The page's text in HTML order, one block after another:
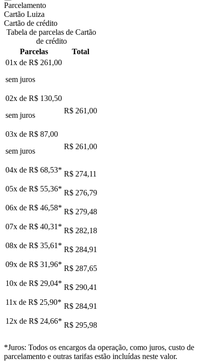
Parcelamento
Cartão Luiza
Cartão de crédito
Tabela de parcelas de Cartão
de crédito
Parcelas
Total
01x de R$ 261,00
sem juros
02x de R$ 130,50
sem juros
R$ 261,00
03x de R$ 87,00
sem juros
R$ 261,00
04x de R$ 68,53* R$ 274,11
05x de R$ 55,36* R$ 276,79
06x de R$ 46,58* R$ 279,48
07x de R$ 40,31 * R$ 282,18
08x de R$ 35,61 * R$ 284,91
09x de R$ 31,96* R$ 287,65
10x de R$ 29,04* R$ 290,41
11x de R$ 25,90* R$ 284,91
12x de R$ 24,66* R$ 295,98
*Juros: Todos os encargos da operação, como juros, custo de
parcelamento e outras tarifas estão incluídas neste valor.